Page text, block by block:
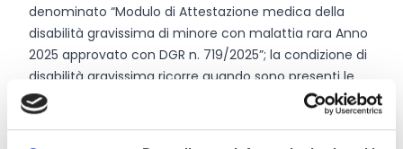
denominato “Modulo di Attestazione medica della
disabilità gravissima di minore con malattia rara Anno
2025 approvato con DGR n. 719/2025”; la condizione di
disabilità gravissima ricorre quando sono presenti le
condizioni specificate nelle note contrassegnate da
asterisco riportate nello stesso documento.